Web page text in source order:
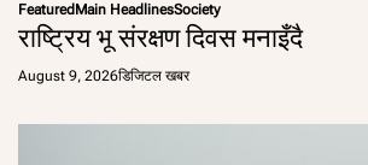
Featured Main HeadlinesSociety
राष्ट्रिय भू संरक्षण दिवस मनाइँदै
August 9, 2026डिजिटल खबर